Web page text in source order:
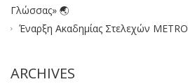
Γλώσσας» 🌏
Έναρξη Ακαδημίας Στελεχών METRO
ARCHIVES